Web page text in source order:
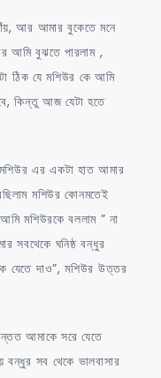
আর আমার বুকেতে মনে
আমি বুঝতে পারলাম ,
ঠিক যে মশিউর কে আমি
কিন্তু আজ যেটা হতে
এর একটা হাত আমার
মশিউর কোনমতেই
মশিউরকে বললাম ” না
সবথেকে ঘনিষ্ঠ বন্ধুর
যেতে দাও”, মশিউর উত্তর
আমাকে সরে যেতে
সব থেকে ভালবাসার